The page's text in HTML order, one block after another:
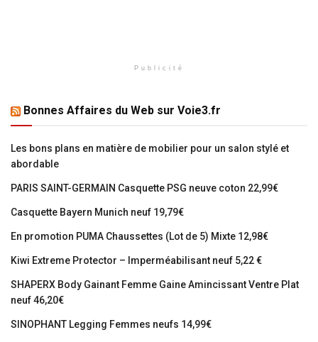
Publicité
Bonnes Affaires du Web sur Voie3.fr
Les bons plans en matière de mobilier pour un salon stylé et
abordable
PARIS SAINT-GERMAIN Casquette PSG neuve coton 22,99€
Casquette Bayern Munich neuf 19,79€
En promotion PUMA Chaussettes (Lot de 5) Mixte 12,98€
Kiwi Extreme Protector – Imperméabilisant neuf 5,22 €
SHAPERX Body Gainant Femme Gaine Amincissant Ventre Plat
neuf 46,20€
SINOPHANT Legging Femmes neufs 14,99€